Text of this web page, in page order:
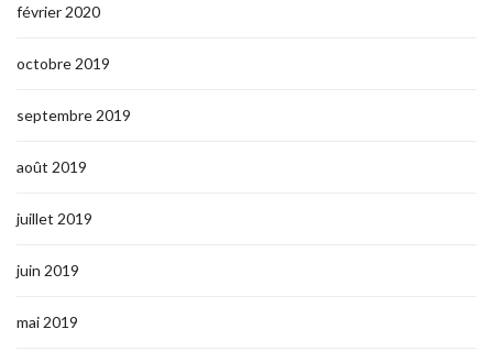
février 2020
octobre 2019
septembre 2019
août 2019
juillet 2019
juin 2019
mai 2019